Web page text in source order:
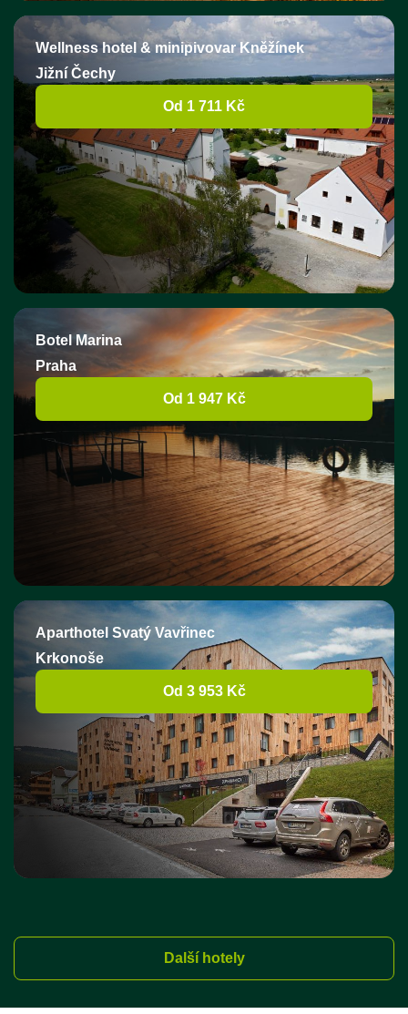
Wellness hotel & minipivovar Kněžínek
Jižní Čechy
Od 1 711 Kč
Botel Marina
Praha
Od 1 947 Kč
Aparthotel Svatý Vavřinec
Krkonoše
Od 3 953 Kč
Další hotely